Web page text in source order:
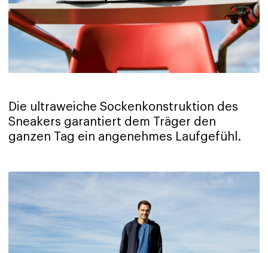
Die ultraweiche Sockenkonstruktion des
Sneakers garantiert dem Träger den
ganzen Tag ein angenehmes Laufgefühl.